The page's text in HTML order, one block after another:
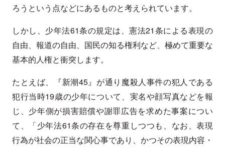
ろうという点などにあるものと考えられています。
しかし、少年法61条の規定は、憲法21条による表現の
自由、報道の自由、国民の知る権利など、極めて重要な
基本的人権と衝突します。
たとえば、『新潮45』が通り魔殺人事件の犯人である
犯行当時19歳の少年について、実名や顔写真などを報
じ、少年側が損害賠償や謝罪広告を求めた事案につい
て、「少年法61条の存在を尊重しつつも、なお、表現
行為が社会の正当な関心事であり、かつその表現内容・